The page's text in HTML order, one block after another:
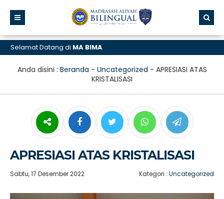
Datang diMA BIMA
Anda disini : Beranda - Uncategorized - APRESIASI ATAS
KRISTALISASI
APRESIASI ATAS KRISTALISASI
Sabtu, 17 Desember 2022 Kategori : Uncategorized